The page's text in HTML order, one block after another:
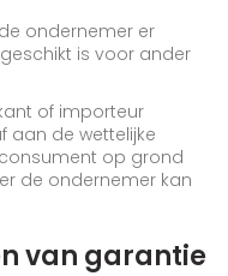
ondernemer er
is voor ander
of importeur
aan de wettelijke
op grond
de ondernemer kan
van garantie